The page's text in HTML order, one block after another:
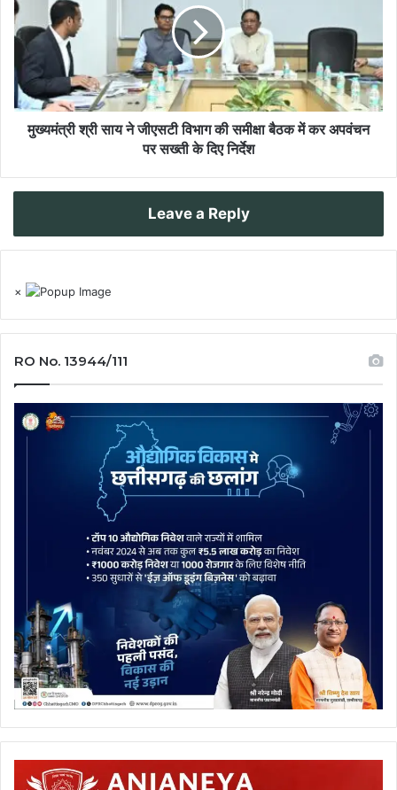
मुख्यमंत्री श्री साय ने जीएसटी विभाग की समीक्षा बैठक में कर अपवंचन
पर सख्ती के दिए निर्देश
Leave a Reply
×
RO No. 13944/111